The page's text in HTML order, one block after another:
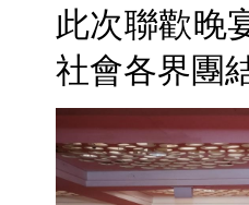
此次聯歡晚
社會各界團